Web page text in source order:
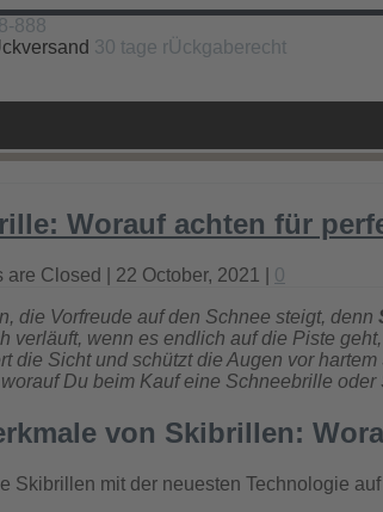
888
30 tage rÜckgaberecht
Worauf achten für
are Closed | 22 October, 2021 | 0
die Vorfreude auf den Schnee steigt, denn
verläuft, wenn es endlich auf die Piste
die Sicht und schützt die Augen vor
Du beim Kauf eine Schneebrille
von Skibrillen:
Skibrillen mit der neuesten Technologie